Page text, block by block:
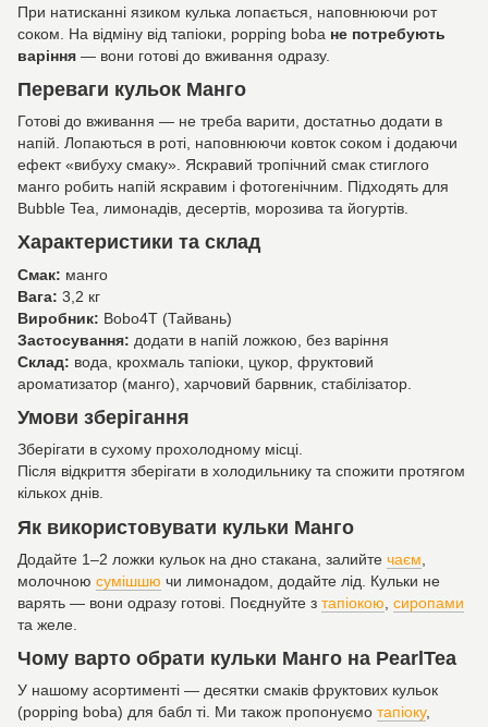
При натисканні язиком кулька лопається, наповнюючи рот
соком. На відміну від тапіоки, popping boba не потребують
варіння — вони готові до вживання одразу.
Переваги кульок Манго
Готові до вживання — не треба варити, достатньо додати в
напій. Лопаються в роті, наповнюючи ковток соком і додаючи
ефект «вибуху смаку». Яскравий тропічний смак стиглого
манго робить напій яскравим і фотогенічним. Підходять для
Bubble Tea, лимонадів, десертів, морозива та йогуртів.
Характеристики та склад
Смак: манго
Вага: 3,2 кг
Виробник: Bobo4T (Тайвань)
Застосування: додати в напій ложкою, без варіння
Склад: вода, крохмаль тапіоки, цукор, фруктовий
ароматизатор (манго), харчовий барвник, стабілізатор.
Умови зберігання
Зберігати в сухому прохолодному місці.
Після відкриття зберігати в холодильнику та спожити протягом
кількох днів.
Як використовувати кульки Манго
Додайте 1–2 ложки кульок на дно стакана, залийте чаєм
молочною сумішшю чи лимонадом, додайте лід. Кульки не
варять — вони одразу готові. Поєднуйте з тапіокою сиропами
та желе.
Чому варто обрати кульки Манго на PearlTea
У нашому асортименті — десятки смаків фруктових кульок
(popping boba) для бабл ті. Ми також пропонуємо тапіоку,